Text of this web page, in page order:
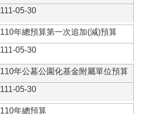
111-05-30
110年總預算第一次追加(減)預算
111-05-30
110年公墓公園化基金附屬單位預算
111-05-30
110年總預算